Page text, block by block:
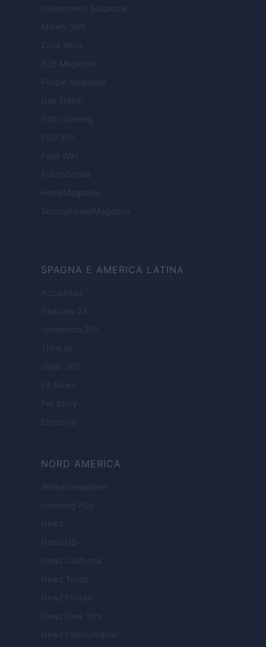
Investimenti Magazine
Money 365
Zona Nerd
B2B Magazine
People Magazine
Day Travel
Tutto Gaming
ESG 365
Food Wiki
FuturoDonna
HomeMagazine
SecondHomeMagazine
SPAGNA E AMERICA LATINA
Actualidad
Finanzas 24
Investindo 365
Think.es
Viajar 365
ES Newz
Pet Story
Encocina
NORD AMERICA
Womanmagazine
Investing Plus
Newz
Newz US
Newz California
Newz Texas
Newz Florida
Newz New York
Newz Pennsylvania